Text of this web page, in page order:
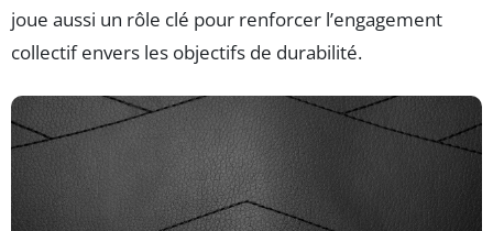
joue aussi un rôle clé pour renforcer l’engagement
collectif envers les objectifs de durabilité.